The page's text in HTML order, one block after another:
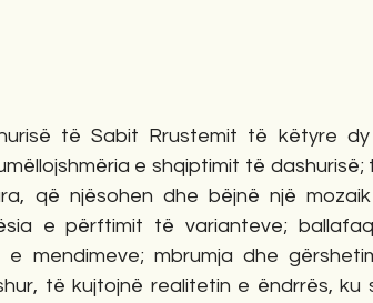
të Sabit Rrustemit të këtyre
e shqiptimit të
që njësohen dhe bëjnë një
e përftimit të varianteve;
mendimeve; mbrumja dhe
të kujtojnë realitetin e ëndrrës, ku